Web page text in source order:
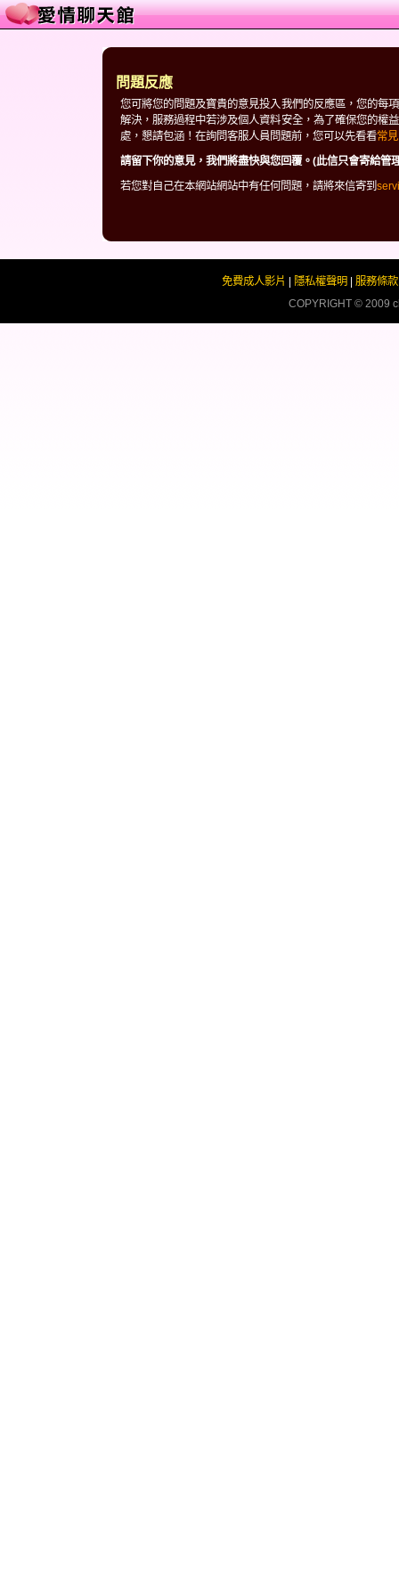
問題反應
您可將您的問題及寶貴的意見投入我們的反應區，您的每
解決，服務過程中若涉及個人資料安全，為了確保您的權
處，懇請包涵！在詢問客服人員問題前，您可以先看看常
請留下你的意見，我們將盡快與您回覆。(此信只會寄給管
若您對自己在本網站網站中有任何問題，請將來信寄到
免費成人影片 隱私權聲明 服務條款
COPYRIGHT © 2009